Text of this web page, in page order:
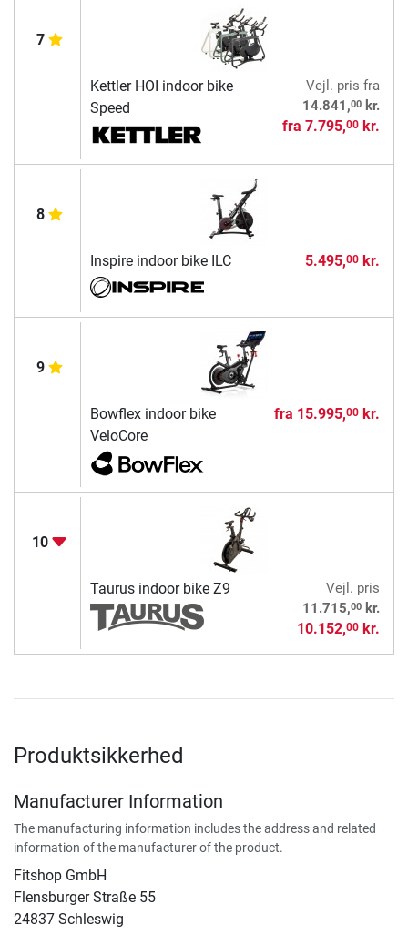
7
Kettler HOI indoor bike
Speed
Vejl. pris fra
14.841,00kr.
fra 7.795,00kr.
8
Inspire indoor bike ILC 5.495,00kr.
9
Bowflex indoor bike
VeloCore
fra 15.995,00kr.
10
Taurus indoor bike Z9
Vejl. pris
11.715,00kr.
10.152,00kr.
Produktsikkerhed
Manufacturer Information
The manufacturing information includes the address and related
information of the manufacturer of the product.
Fitshop GmbH
Flensburger Straße 55
24837 Schleswig